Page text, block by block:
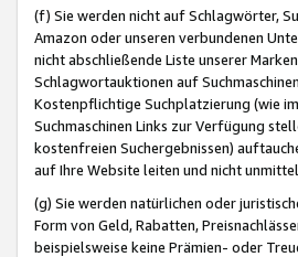
(f) Sie werden nicht auf Schlagwörter,
Amazon oder unseren verbundenen
nicht abschließende Liste unserer
Schlagwortauktionen auf
Kostenpflichtige Suchplatzierung (wie im
Suchmaschinen Links zur Verfügung
kostenfreien Suchergebnissen)
auf Ihre Website leiten und nicht
(g) Sie werden natürlichen oder
Form von Geld, Rabatten,
beispielsweise keine Prämien- oder